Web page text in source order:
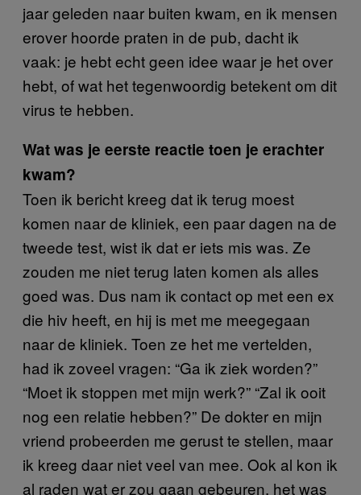
jaar geleden naar buiten kwam, en ik mensen
erover hoorde praten in de pub, dacht ik
vaak: je hebt echt geen idee waar je het over
hebt, of wat het tegenwoordig betekent om dit
virus te hebben.
Wat was je eerste reactie toen je erachter
kwam?
Toen ik bericht kreeg dat ik terug moest
komen naar de kliniek, een paar dagen na de
tweede test, wist ik dat er iets mis was. Ze
zouden me niet terug laten komen als alles
goed was. Dus nam ik contact op met een ex
die hiv heeft, en hij is met me meegegaan
naar de kliniek. Toen ze het me vertelden,
had ik zoveel vragen: “Ga ik ziek worden?”
“Moet ik stoppen met mijn werk?” “Zal ik ooit
nog een relatie hebben?” De dokter en mijn
vriend probeerden me gerust te stellen, maar
ik kreeg daar niet veel van mee. Ook al kon ik
al raden wat er zou gaan gebeuren, het was